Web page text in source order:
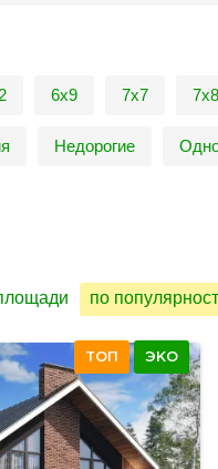
6х9 7х7 7х8
Недорогие
по
ТОП ЭКО